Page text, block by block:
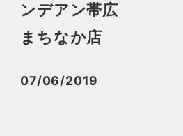
ンデアン帯広
まちなか店
投稿日
07/06/2019